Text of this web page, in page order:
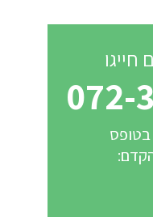
חייגו
072-
בטופס